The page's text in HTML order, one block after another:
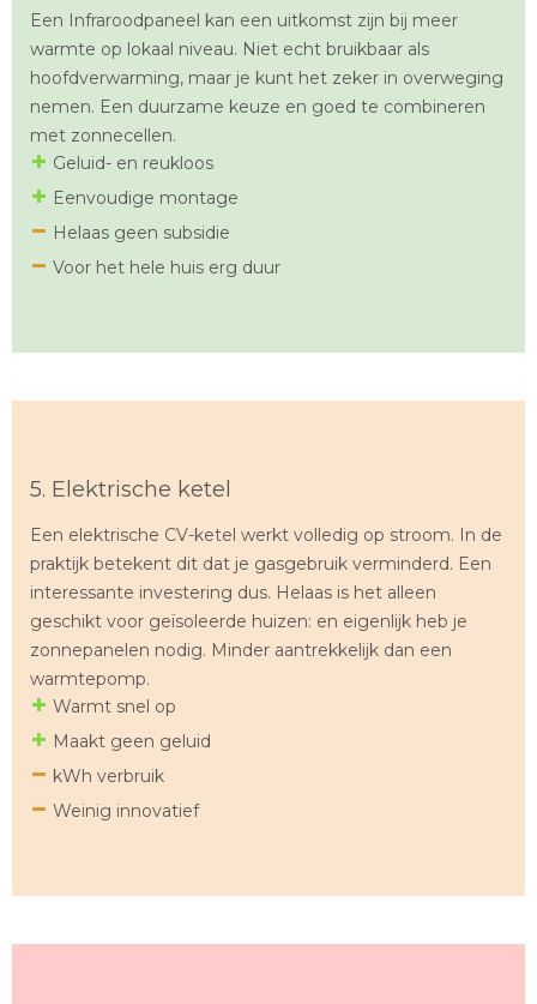
Een Infraroodpaneel kan een uitkomst zijn bij meer
warmte op lokaal niveau. Niet echt bruikbaar als
hoofdverwarming, maar je kunt het zeker in overweging
nemen. Een duurzame keuze en goed te combineren
met zonnecellen.
Geluid- en reukloos
Eenvoudige montage
Helaas geen subsidie
Voor het hele huis erg duur
5. Elektrische ketel
Een elektrische CV-ketel werkt volledig op stroom. In de
praktijk betekent dit dat je gasgebruik verminderd. Een
interessante investering dus. Helaas is het alleen
geschikt voor geïsoleerde huizen: en eigenlijk heb je
zonnepanelen nodig. Minder aantrekkelijk dan een
warmtepomp.
Warmt snel op
Maakt geen geluid
kWh verbruik
Weinig innovatief